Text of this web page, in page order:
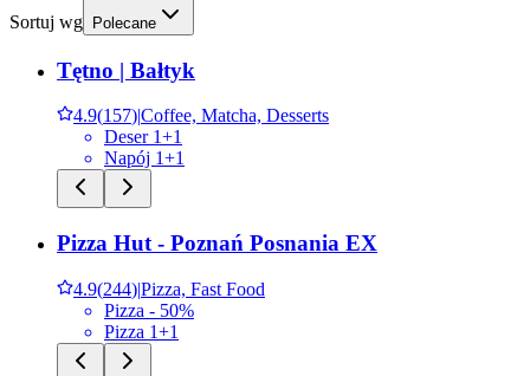
Sortuj wg Polecane
Tętno | Bałtyk
4.9(157)|Coffee, Matcha, Desserts
Deser 1+1
Napój 1+1
Pizza Hut - Poznań Posnania EX
4.9(244)|Pizza, Fast Food
Pizza - 50%
Pizza 1+1